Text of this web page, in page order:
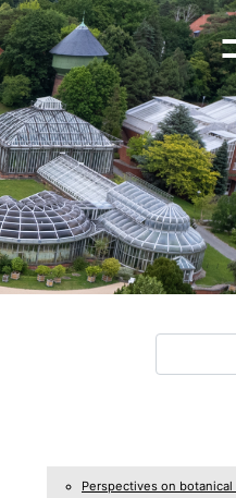
Perspectives on